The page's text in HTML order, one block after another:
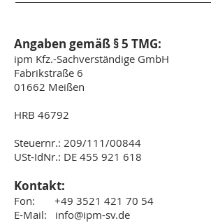
Angaben gemäß § 5 TMG:
ipm Kfz.-Sachverständige GmbH
Fabrikstraße 6
01662 Meißen
HRB 46792
Steuernr.: 209/111/00844​
USt-IdNr.: DE 455 921 618
Kontakt:
Fon: +49 3521 421 70 54
E-Mail: info@ipm-sv.de